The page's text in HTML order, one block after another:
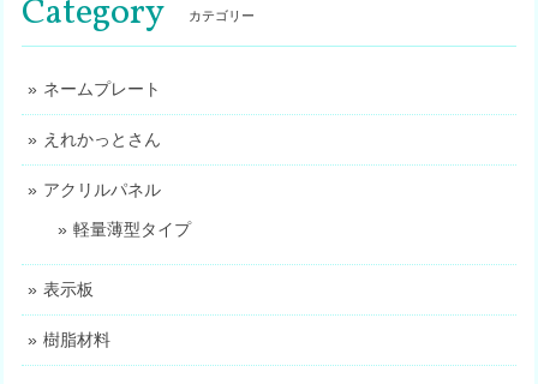
Category カテゴリー
ネームプレート
えれかっとさん
アクリルパネル
軽量薄型タイプ
表示板
樹脂材料